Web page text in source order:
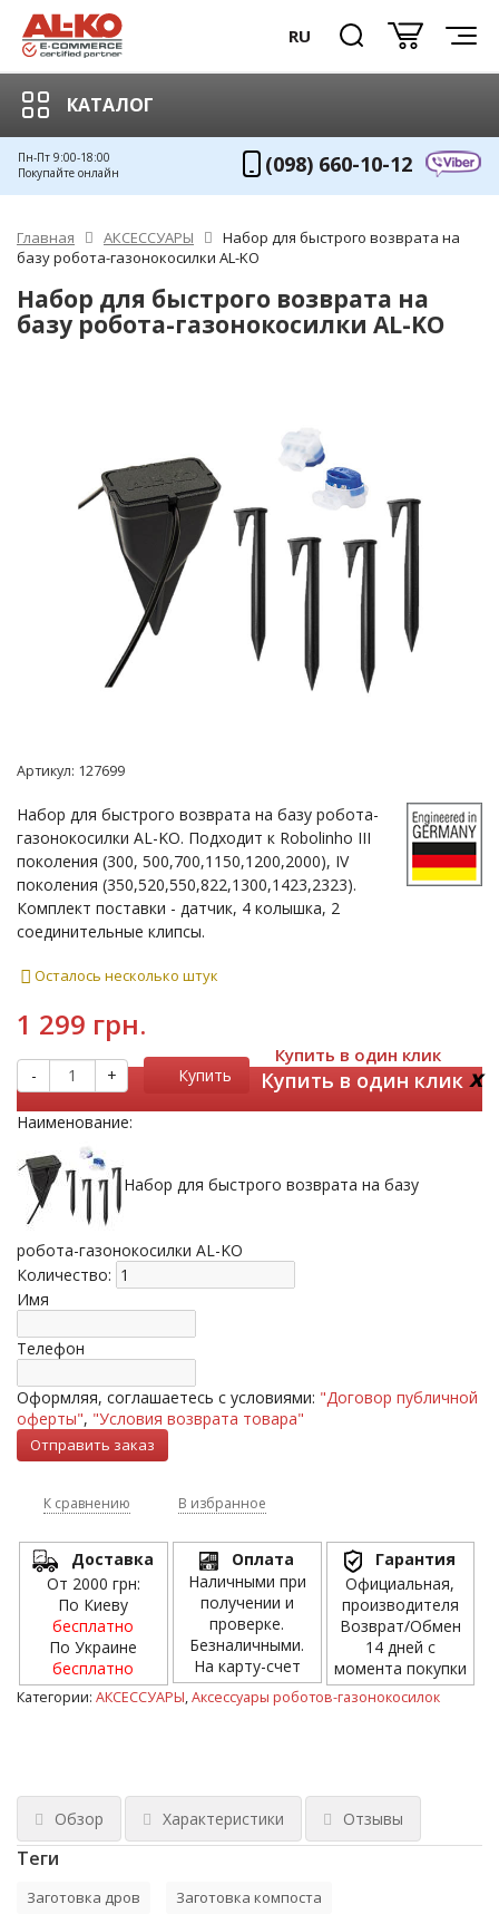
RU
КАТАЛОГ
Пн-Пт 9:00-18:00
Покупайте онлайн
(098) 660-10-12
Главная АКСЕССУАРЫ
Набор для быстрого возврата на
базу робота-газонокосилки AL-KO
Набор для быстрого возврата на
базу робота-газонокосилки AL-KO
Артикул: 127699
Набор для быстрого возврата на базу робота-
газонокосилки AL-KO. Подходит к Robolinho III
поколения (300, 500,700,1150,1200,2000), IV
поколения (350,520,550,822,1300,1423,2323).
Комплект поставки - датчик, 4 колышка, 2
соединительные клипсы.
Осталось несколько штук
1 299 грн.
- + Купить
Купить в один клик
Купить в один клик x
Наименование:
Набор для быстрого возврата на базу
робота-газонокосилки AL-KO
Количество:
Имя
Телефон
Оформляя, соглашаетесь с условиями: "Договор публичной
оферты", "Условия возврата товара"
К сравнению В избранное
Доставка
От 2000 грн:
По Киеву
бесплатно
По Украине
бесплатно
Оплата
Наличными при
получении и
проверке.
Безналичными.
На карту-счет
Гарантия
Официальная,
производителя
Возврат/Обмен
14 дней с
момента покупки
Категории: АКСЕССУАРЫ,Аксессуары роботов-газонокосилок
Обзор Характеристики Отзывы
Теги
Заготовка дров Заготовка компоста